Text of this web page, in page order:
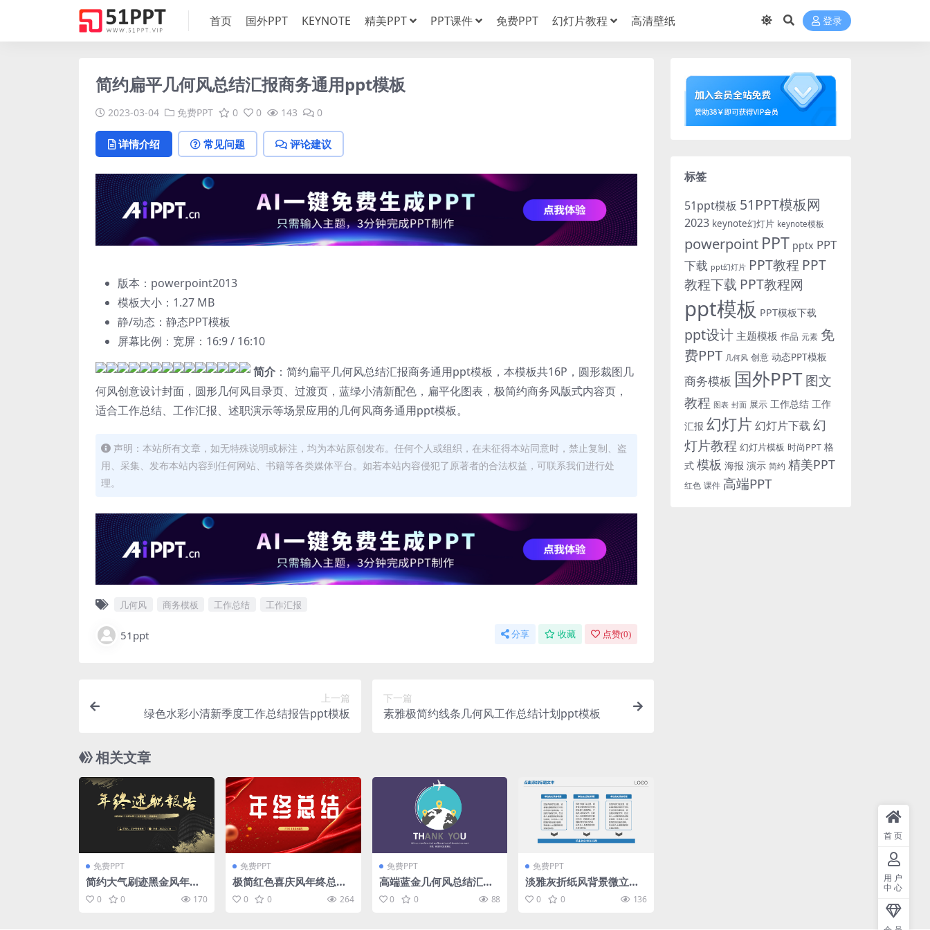
首页 国外PPT KEYNOTE 精美PPT PPT课件 免费PPT 幻灯片教程 高清壁纸 登录
简约扁平几何风总结汇报商务通用ppt模板
2023-03-04 免费PPT 0 0 143 0
详情介绍 常见问题 评论建议
版本：powerpoint2013
模板大小： 1.27 MB
静/动态：静态PPT模板
屏幕比例：宽屏：16:9 / 16:10
简介 ：简约扁平几何风总结汇报商务通用ppt模板，本模板共16P，圆形裁图几
何风创意设计封面，圆形几何风目录页、过渡页，蓝绿小清新配色，扁平化图表，极简约商务风版式内容页，
适合工作总结、工作汇报、述职演示等场景应用的几何风商务通用ppt模板。
声明：本站所有文章，如无特殊说明或标注，均为本站原创发布。任何个人或组织，在未征得本站同意时，禁止复制、盗
用、采集、发布本站内容到任何网站、书籍等各类媒体平台。如若本站内容侵犯了原著者的合法权益，可联系我们进行处
理。
几何风 商务模板 工作总结 工作汇报
51ppt 分享 收藏 点赞(0)
上一篇
绿色水彩小清新季度工作总结报告ppt模板
下一篇
素雅极简约线条几何风工作总结计划ppt模板
相关文章
免费PPT
简约大气刷迹黑金风年终
述职报告ppt模板
0 0 170
免费PPT
极简红色喜庆风年终总结
报告ppt模板
0 0 264
免费PPT
高端蓝金几何风总结汇报
计划商务通用ppt模板
0 0 88
免费PPT
淡雅灰折纸风背景微立体
总结汇报商务通用ppt模
板
0 0 136
标签
51ppt模板 51PPT模板网
2023 keynote幻灯片 keynote模板
powerpoint PPT pptx PPT
下载 ppt幻灯片 PPT教程 PPT
教程下载 PPT教程网
ppt模板 PPT模板下载
ppt设计 主题模板 作品 元素 免
费PPT 几何风 创意 动态PPT模板
商务模板 国外PPT图文
教程 图表 封面 展示 工作总结 工作
汇报 幻灯片 幻灯片下载 幻
灯片教程 幻灯片模板 时尚PPT 格
式 模板 海报 演示 简约 精美PPT
红色 课件 高端PPT
首页
用户
中心